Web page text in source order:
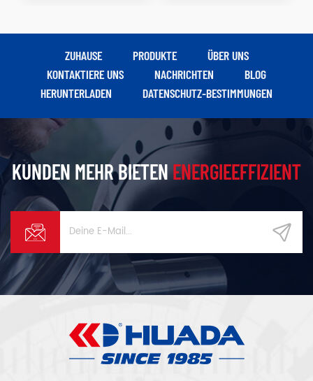
ZUHAUSE PRODUKTE
ÜBER UNS
KONTAKTIERE UNS
NACHRICHTEN
BLOG
HERUNTERLADEN
DATENSCHUTZ-BESTIMMUNGEN
KUNDEN MEHR BIETENENERGIEEFFIZIENT